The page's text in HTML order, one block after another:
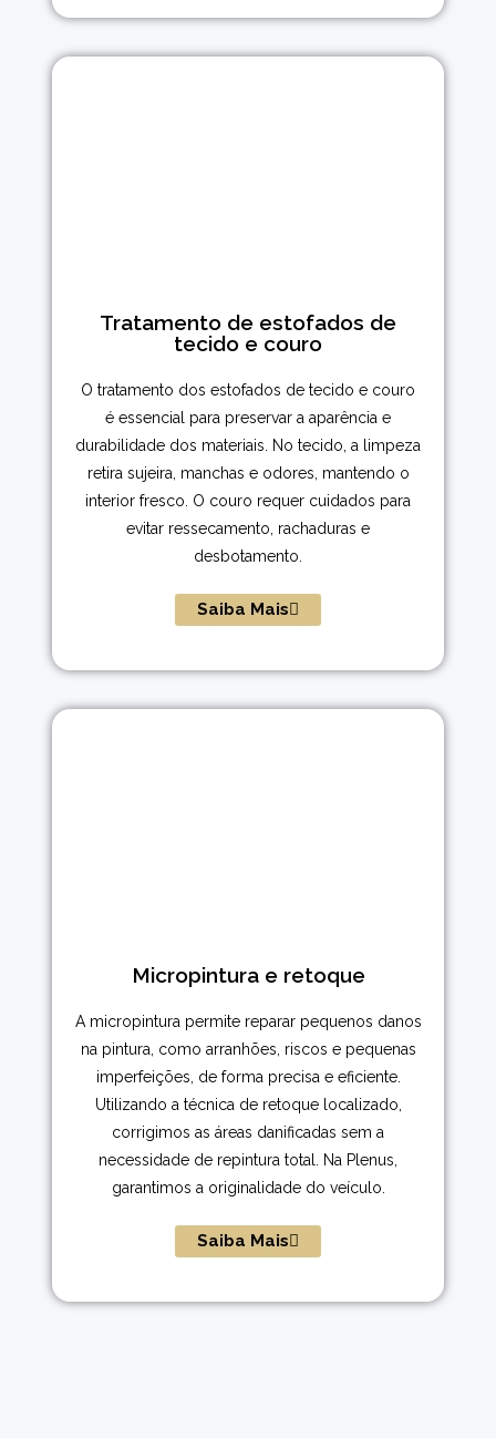
Tratamento de estofados de
tecido e couro
O tratamento dos estofados de tecido e couro
é essencial para preservar a aparência e
durabilidade dos materiais. No tecido, a limpeza
retira sujeira, manchas e odores, mantendo o
interior fresco. O couro requer cuidados para
evitar ressecamento, rachaduras e
desbotamento.
Saiba Mais
Micropintura e retoque
A micropintura permite reparar pequenos danos
na pintura, como arranhões, riscos e pequenas
imperfeições, de forma precisa e eficiente.
Utilizando a técnica de retoque localizado,
corrigimos as áreas danificadas sem a
necessidade de repintura total. Na Plenus,
garantimos a originalidade do veículo.
Saiba Mais